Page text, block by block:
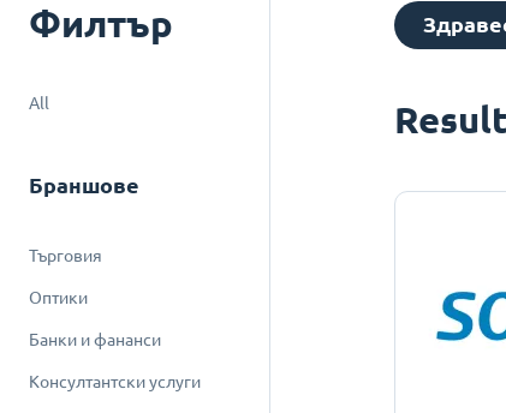
Филтър
All
Браншове
Търговия
Оптики
Банки и фананси
Консултантски услуги